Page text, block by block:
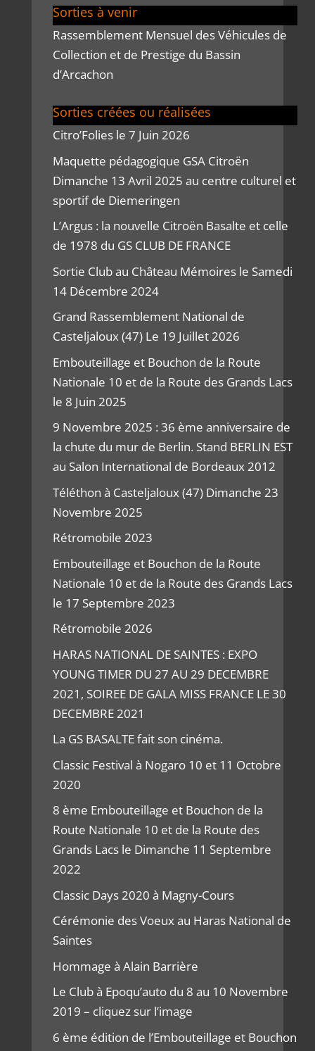
Sorties à venir
Rassemblement Mensuel des Véhicules de
Collection et de Prestige du Bassin
d’Arcachon
Sorties créées ou réalisées
Citro’Folies le 7 Juin 2026
Maquette pédagogique GSA Citroën
Dimanche 13 Avril 2025 au centre culturel et
sportif de Diemeringen
L’Argus : la nouvelle Citroën Basalte et celle
de 1978 du GS CLUB DE FRANCE
Sortie Club au Château Mémoires le Samedi
14 Décembre 2024
Grand Rassemblement National de
Casteljaloux (47) Le 19 Juillet 2026
Embouteillage et Bouchon de la Route
Nationale 10 et de la Route des Grands Lacs
le 8 Juin 2025
9 Novembre 2025 : 36 ème anniversaire de
la chute du mur de Berlin. Stand BERLIN EST
au Salon International de Bordeaux 2012
Téléthon à Casteljaloux (47) Dimanche 23
Novembre 2025
Rétromobile 2023
Embouteillage et Bouchon de la Route
Nationale 10 et de la Route des Grands Lacs
le 17 Septembre 2023
Rétromobile 2026
HARAS NATIONAL DE SAINTES : EXPO
YOUNG TIMER DU 27 AU 29 DECEMBRE
2021, SOIREE DE GALA MISS FRANCE LE 30
DECEMBRE 2021
La GS BASALTE fait son cinéma.
Classic Festival à Nogaro 10 et 11 Octobre
2020
8 ème Embouteillage et Bouchon de la
Route Nationale 10 et de la Route des
Grands Lacs le Dimanche 11 Septembre
2022
Classic Days 2020 à Magny-Cours
Cérémonie des Voeux au Haras National de
Saintes
Hommage à Alain Barrière
Le Club à Epoqu’auto du 8 au 10 Novembre
2019 – cliquez sur l’image
6 ème édition de l’Embouteillage et Bouchon